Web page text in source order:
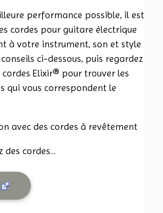
performance possible, il est
cordes pour guitare électrique
à votre instrument, son et style
ci-dessous, puis regardez
Elixir® pour trouver les
qui vous correspondent le
avec des cordes à revêtement
des cordes...